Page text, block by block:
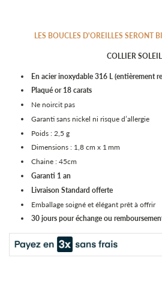
LES BOUCLES D'OREILLES SERONT
COLLIER SOLEIL
En acier inoxydable 316 L (entièrement
Plaqué or 18 carats
Ne noircit pas
Garanti sans nickel ni risque d’allergie
Poids : 2,5 g
Dimensions : 1,8 cm x 1 mm
Chaine : 45cm
Garanti 1 an
Livraison Standard offerte
Emballage soigné et élégant prêt à offrir
30 jours pour échange ou